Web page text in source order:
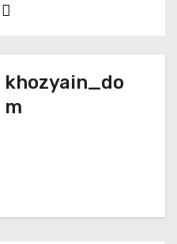
khozyain_do
m